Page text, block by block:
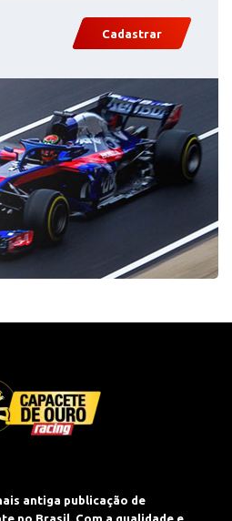
Cadastrar
antiga publicação de
no Brasil. Com a qualidade e